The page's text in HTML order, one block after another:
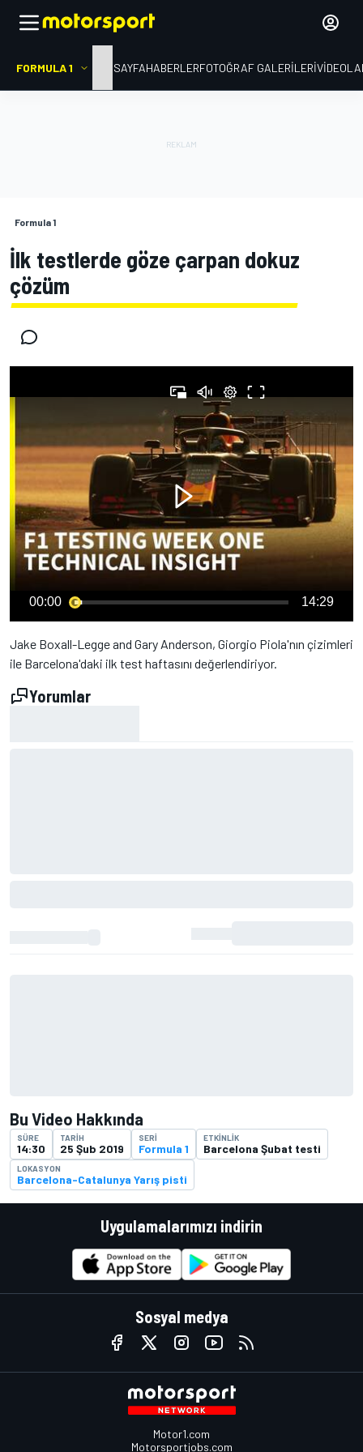
FORMULA 1 ANA SAYFAHABERLERFOTOĞRAF GALERILERI
Formula 1
İlk testlerde göze çarpan dokuz
çözüm
00:00 14:29
Jake Boxall-Legge and Gary Anderson, Giorgio Piola'nın çizimleri
ile Barcelona'daki ilk test haftasını değerlendiriyor.
Yorumlar
Bu Video Hakkında
SÜRE
14:30
TARIH
25 Şub 2019
SERI
Formula 1
ETKINLIK
Barcelona Şubat testi
LOKASYON
Barcelona-Catalunya Yarış pisti
Uygulamalarımızı indirin
Sosyal medya
Motor1.com
Motorsportjobs.com